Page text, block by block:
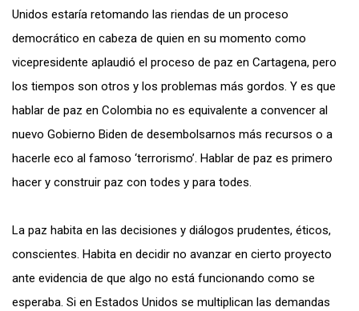
Unidos estaría retomando las riendas de un proceso
democrático en cabeza de quien en su momento como
vicepresidente aplaudió el proceso de paz en Cartagena, pero
los tiempos son otros y los problemas más gordos. Y es que
hablar de paz en Colombia no es equivalente a convencer al
nuevo Gobierno Biden de desembolsarnos más recursos o a
hacerle eco al famoso ‘terrorismo’. Hablar de paz es primero
hacer y construir paz con todes y para todes.
La paz habita en las decisiones y diálogos prudentes, éticos,
conscientes. Habita en decidir no avanzar en cierto proyecto
ante evidencia de que algo no está funcionando como se
esperaba. Si en Estados Unidos se multiplican las demandas